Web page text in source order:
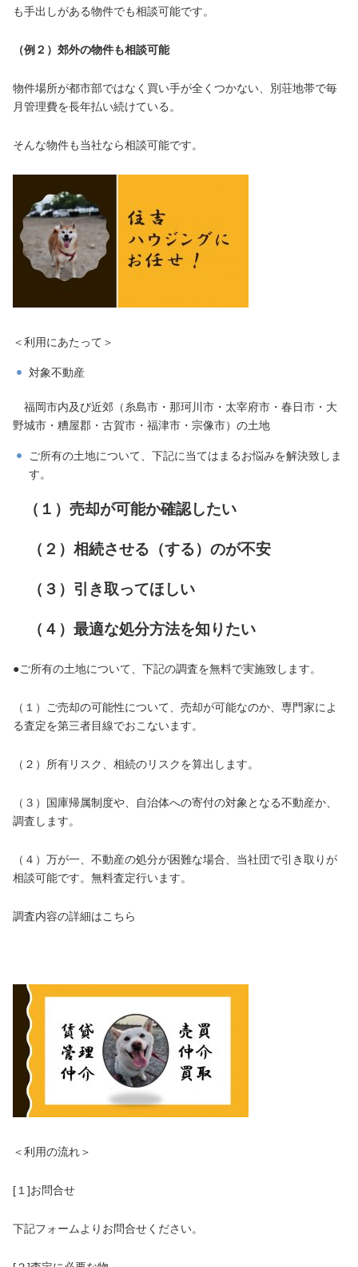
も手出しがある物件でも相談可能です。
（例２）郊外の物件も相談可能
物件場所が都市部ではなく買い手が全くつかない、別荘地帯で毎
月管理費を長年払い続けている。
そんな物件も当社なら相談可能です。
＜利用にあたって＞
対象不動産
​ 福岡市内及び近郊（糸島市・那珂川市・太宰府市・春日市・大
野城市・糟屋郡・古賀市・福津市・宗像市）の土地​
ご所有の土地について、下記に当てはまるお悩みを解決致しま
す。
（１）売却が可能か確認したい
（２）相続させる（する）のが不安
（３）引き取ってほしい
​ （４）最適な処分方法を知りたい
​●ご所有の土地について、下記の調査を無料で実施致します。
（１）ご売却の可能性について、売却が可能なのか、専門家によ
る査定を第三者目線でおこないます。
（２）所有リスク、相続のリスクを算出します。
（３）国庫帰属制度や、自治体への寄付の対象となる不動産か、
調査します。
（４）万が一、不動産の処分が困難な場合、当社団で引き取りが
相談可能です。無料査定行います。
調査内容の詳細はこちら​
＜利用の流れ＞
[１]​お問合せ
下記フォームよりお問合せください。